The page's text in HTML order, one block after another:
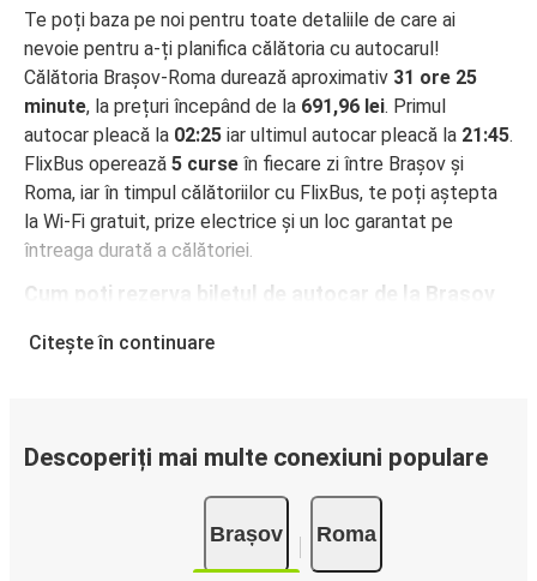
Te poți baza pe noi pentru toate detaliile de care ai
nevoie pentru a-ți planifica călătoria cu autocarul!
Călătoria Brașov-Roma durează aproximativ 31 ore 25
minute, la prețuri începând de la 691,96 lei. Primul
autocar pleacă la 02:25 iar ultimul autocar pleacă la 21:45.
FlixBus operează 5 curse în fiecare zi între Brașov și
Roma, iar în timpul călătoriilor cu FlixBus, te poți aștepta
la Wi-Fi gratuit, prize electrice și un loc garantat pe
întreaga durată a călătoriei.
Cum poți rezerva biletul de autocar de la Brașov
clicuri. La achiziționarea online a unui bilet pe ruta Brașov-
Pay. Alternativ, poți plăti în numerar la bordul autocarelor
sau la unul din punctele de vânzare.
Citește în continuare
Descoperiți mai multe conexiuni populare
Brașov Roma